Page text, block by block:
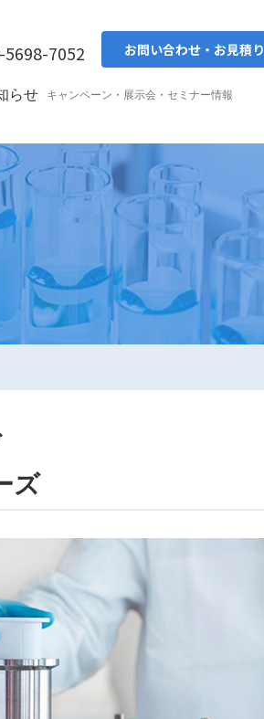
5698-7052 お問い合わせ・お見積り
らせ キャンペーン・展示会・セミナー情報
ズ